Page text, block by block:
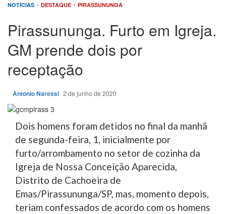
NOTÍCIAS DESTAQUE PIRASSUNUNGA
Pirassununga. Furto em Igreja.
GM prende dois por
receptação
Antonio Naressi 2 de junho de 2020
Dois homens foram detidos no final da manhã
de segunda-feira, 1, inicialmente por
furto/arrombamento no setor de cozinha da
Igreja de Nossa Conceição Aparecida,
Distrito de Cachoeira de
Emas/Pirassununga/SP, mas, momento depois,
teriam confessados de acordo com os homens